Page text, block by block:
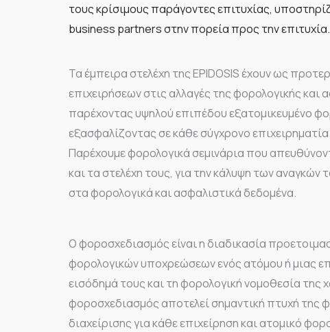
τους κρίσιμους παράγοντες επιτυχίας,
business partners στην πορεία προς την επιτυχία.
Τα έμπειρα στελέχη της EPIDOSIS έχουν ως
επιχειρήσεων στις αλλαγές της φορολογικής και
παρέχοντας υψηλού επιπέδου εξατομικευμένο
εξασφαλίζοντας σε κάθε σύγχρονο
Παρέχουμε φορολογικά σεμινάρια που
και τα στελέχη τους, για την κάλυψη των αναγκών
στα φορολογικά και ασφαλιστικά δεδομένα.
Ο φοροσχεδιασμός είναι η διαδικασία
φορολογικών υποχρεώσεων ενός ατόμου ή μιας
εισόδημά τους και τη φορολογική νομοθεσία της
φοροσχεδιασμός αποτελεί σημαντική πτυχή της
διαχείρισης για κάθε επιχείρηση και ατομικό